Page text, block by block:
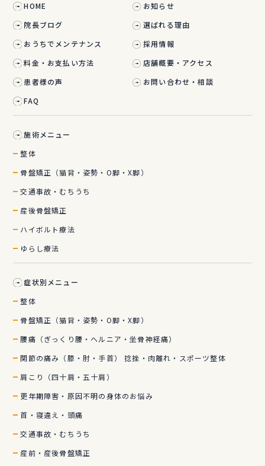
HOME
お知らせ
院長ブログ
選ばれる理由
おうちでメンテナンス
採用情報
料金・お支払い方法
店舗概要・アクセス
患者様の声
お問い合わせ・相談
FAQ
施術メニュー
整体
骨盤矯正（猫背・姿勢・O脚・X脚）
交通事故・むちうち
産後骨盤矯正
ハイボルト療法
ゆらし療法
症状別メニュー
整体
骨盤矯正（猫背・姿勢・O脚・X脚）
腰痛（ぎっくり腰・ヘルニア・坐骨神経痛）
関節の痛み（膝・肘・手首） 捻挫・肉離れ・スポーツ整体
肩こり（四十肩・五十肩）
更年期障害・原因不明の身体のお悩み
首・寝違え・頭痛
交通事故・むちうち
産前・産後骨盤矯正